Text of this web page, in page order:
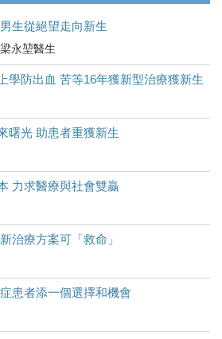
生從絕望走向新生
永堃醫生
學防出血 苦等16年獲新型治療獲新生
曙光 助患者重獲新生
力求醫療與社會雙贏
治療方案可「救命」
患者添一個選擇和機會